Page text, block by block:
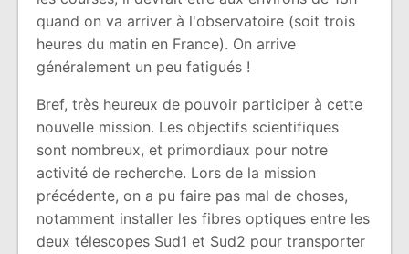
quand on va arriver à l'observatoire (soit trois
heures du matin en France). On arrive
généralement un peu fatigués !
Bref, très heureux de pouvoir participer à cette
nouvelle mission. Les objectifs scientifiques
sont nombreux, et primordiaux pour notre
activité de recherche. Lors de la mission
précédente, on a pu faire pas mal de choses,
notamment installer les fibres optiques entre les
deux télescopes Sud1 et Sud2 pour transporter